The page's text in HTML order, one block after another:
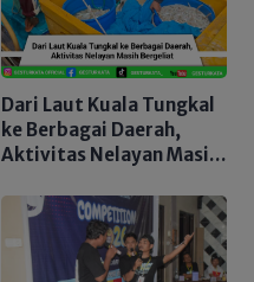
Dari Laut Kuala Tungkal
ke Berbagai Daerah,
Aktivitas Nelayan Masih